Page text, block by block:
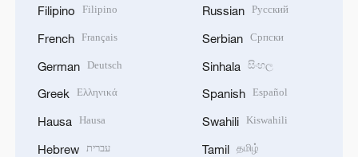
Filipino Filipino
French Français
German Deutsch
Greek Ελληνικά
Hausa Hausa
Hebrew עברית
Russian Русский
Serbian Српски
Sinhala සිංහල
Spanish Español
Swahili Kiswahili
Tamil தமிழ்